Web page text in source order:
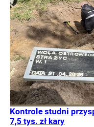
Kontrole studni
7,5 tys. zł kary